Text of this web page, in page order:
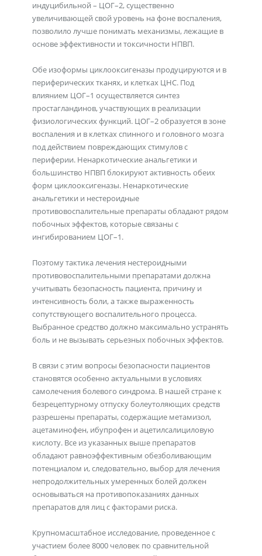
индуцибильной – ЦОГ–2, существенно
увеличивающей свой уровень на фоне воспаления,
позволило лучше понимать механизмы, лежащие в
основе эффективности и токсичности НПВП.
Обе изоформы циклооксигеназы продуцируются и в
периферических тканях, и клетках ЦНС. Под
влиянием ЦОГ–1 осуществляется синтез
простагландинов, участвующих в реализации
физиологических функций. ЦОГ–2 образуется в зоне
воспаления и в клетках спинного и головного мозга
под действием повреждающих стимулов с
периферии. Ненаркотические анальгетики и
большинство НПВП блокируют активность обеих
форм циклооксигеназы. Ненаркотические
анальгетики и нестероидные
противовоспалительные препараты обладают рядом
побочных эффектов, которые связаны с
ингибированием ЦОГ–1.
Поэтому тактика лечения нестероидными
противовоспалительными препаратами должна
учитывать безопасность пациента, причину и
интенсивность боли, а также выраженность
сопутствующего воспалительного процесса.
Выбранное средство должно максимально устранять
боль и не вызывать серьезных побочных эффектов.
В связи с этим вопросы безопасности пациентов
становятся особенно актуальными в условиях
самолечения болевого синдрома. В нашей стране к
безрецептурному отпуску болеутоляющих средств
разрешены препараты, содержащие метамизол,
ацетаминофен, ибупрофен и ацетилсалициловую
кислоту. Все из указанных выше препаратов
обладают равноэффективным обезболивающим
потенциалом и, следовательно, выбор для лечения
непродолжительных умеренных болей должен
основываться на противопоказаниях данных
препаратов для лиц с факторами риска.
Крупномасштабное исследование, проведенное с
участием более 8000 человек по сравнительной